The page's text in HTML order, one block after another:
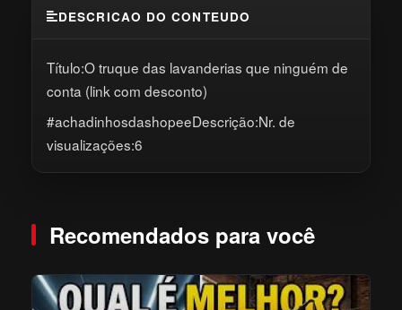
DESCRICAO DO CONTEUDO
Título:O truque das lavanderias que ninguém de
conta (link com desconto)
#achadinhosdashopeeDescrição:Nr. de
visualizações:6
Recomendados para você